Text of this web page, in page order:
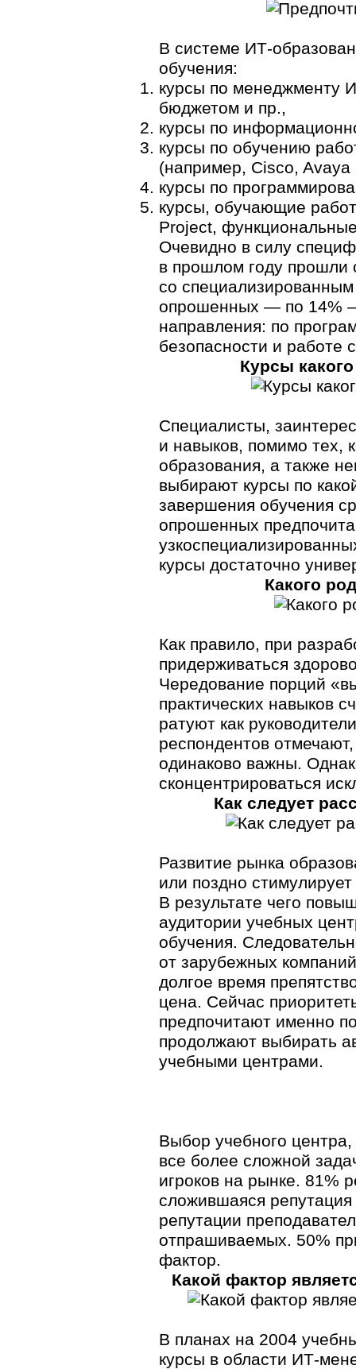
В системе ИТ-
обучения:
курсы по менеджменту
бюджетом и пр.,
курсы по
курсы по обучению
(например, Cisco, Avaya
курсы по
курсы, обучающие
Project,
Очевидно в силу
в прошлом году прошли
со
опрошенных — по 14% —
направления: по
безопасности и работе
Курсы
Специалисты,
и навыков, помимо тех,
образования, а также
выбирают курсы по
завершения обучения
опрошенных
курсы достаточно
Какого
Как правило, при
придерживаться
Чередование порций
практических навыков
ратуют как
респондентов
одинаково важны.
сконцентрироваться
Как следует
Развитие рынка
или поздно
В результате чего
аудитории учебных
обучения.
от зарубежных
долгое время
цена. Сейчас
предпочитают именно
продолжают выбирать
учебными центрами.
Выбор учебного центра,
все более сложной
игроков на рынке. 81%
сложившаяся
репутации
отпрашиваемых. 50%
фактор.
Какой фактор
В планах на 2004
курсы в области ИТ-